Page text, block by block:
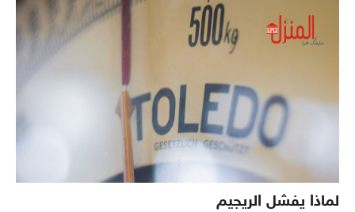
لماذا يفشل الريجيم